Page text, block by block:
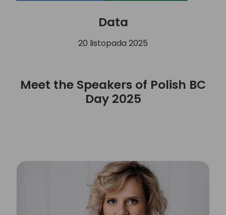
Data
20 listopada 2025
Meet the Speakers of Polish BC
Day 2025